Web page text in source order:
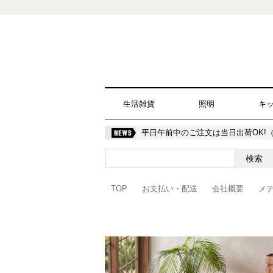
生活雑貨 照明 キ
平日午前中のご注文は当日出荷OK!
TOP お支払い・配送 会社概要 メ